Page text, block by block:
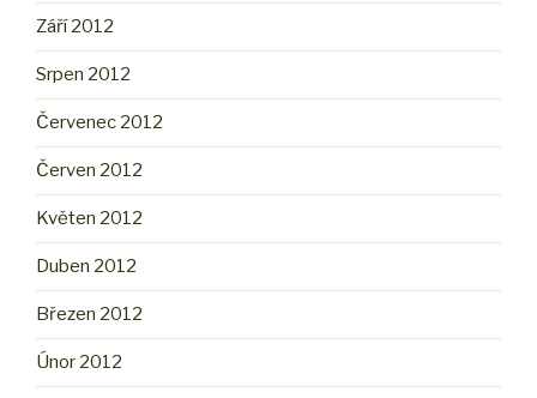
Září 2012
Srpen 2012
Červenec 2012
Červen 2012
Květen 2012
Duben 2012
Březen 2012
Únor 2012